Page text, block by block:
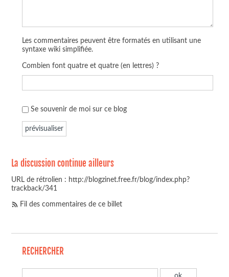
Les commentaires peuvent être formatés en utilisant une
syntaxe wiki simplifiée.
Combien font quatre et quatre (en lettres) ?
Se souvenir de moi sur ce blog
La discussion continue ailleurs
URL de rétrolien : http://blogzinet.free.fr/blog/index.php?
trackback/341
Fil des commentaires de ce billet
RECHERCHER